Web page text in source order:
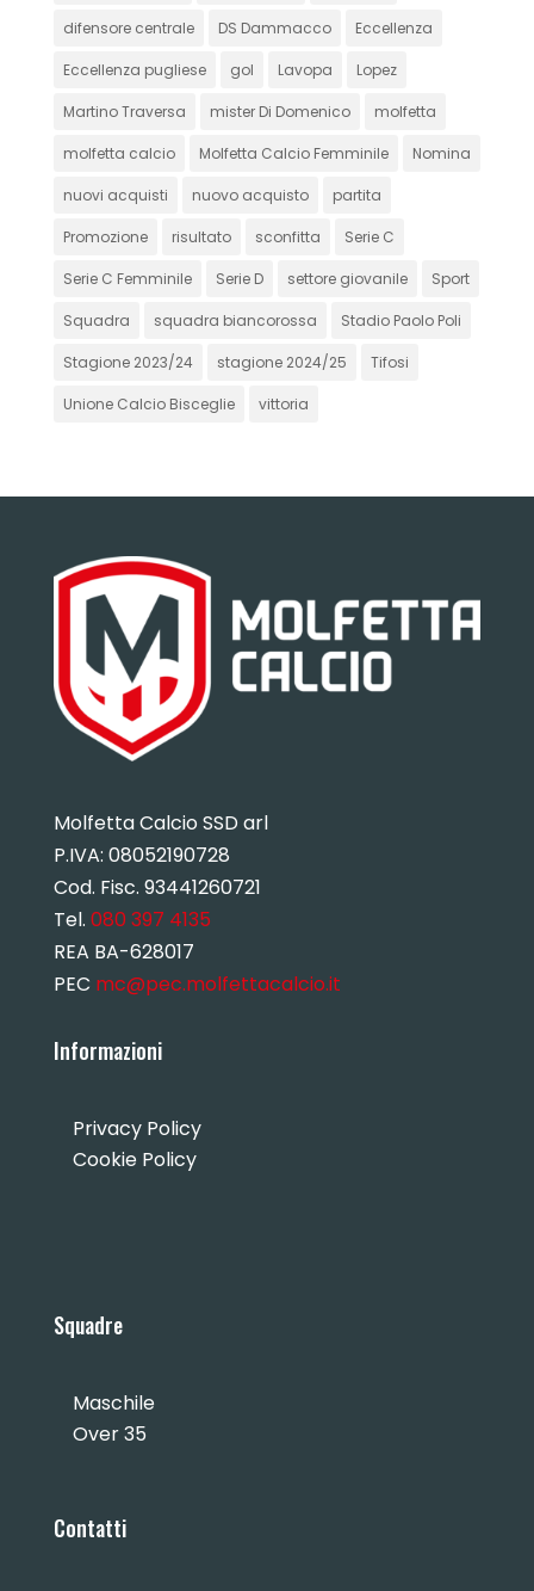
difensore centrale DS Dammacco Eccellenza
Eccellenza pugliese gol Lavopa Lopez
Martino Traversa mister Di Domenico molfetta
molfetta calcio Molfetta Calcio Femminile Nomina
nuovi acquisti nuovo acquisto partita
Promozione risultato sconfitta Serie C
Serie C Femminile Serie D settore giovanile Sport
Squadra squadra biancorossa Stadio Paolo Poli
Stagione 2023/24 stagione 2024/25 Tifosi
Unione Calcio Bisceglie vittoria
Molfetta Calcio SSD arl
P.IVA: 08052190728
Cod. Fisc. 93441260721
Tel. 080 397 4135
REA BA-628017
PEC mc@pec.molfettacalcio.it
Informazioni
Privacy Policy
Cookie Policy
Squadre
Maschile
Over 35
Contatti